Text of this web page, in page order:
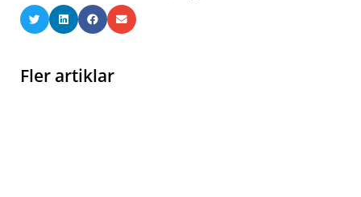
Fler artiklar